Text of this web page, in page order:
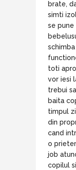
brate,
simti
se
toti
vor iesi
trebui
baita
timpul
din
cand
o
job
copilul